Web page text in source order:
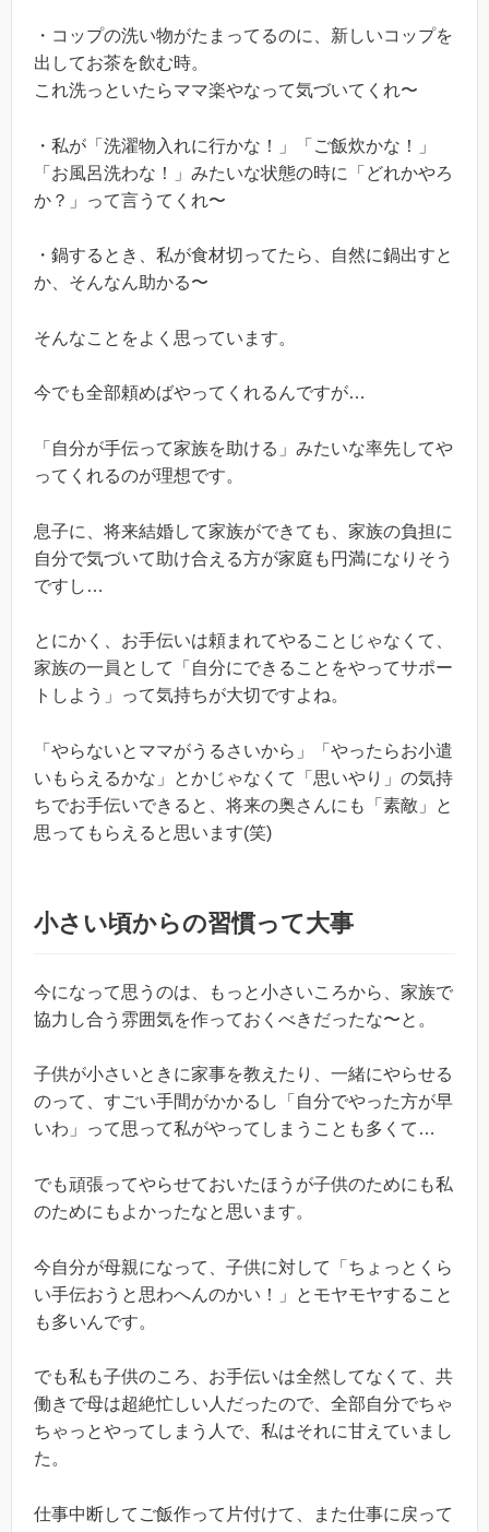
・コップの洗い物がたまってるのに、新しいコップを
出してお茶を飲む時。
これ洗っといたらママ楽やなって気づいてくれ〜
・私が「洗濯物入れに行かな！」「ご飯炊かな！」
「お風呂洗わな！」みたいな状態の時に「どれかやろ
か？」って言うてくれ〜
・鍋するとき、私が食材切ってたら、自然に鍋出すと
か、そんなん助かる〜
そんなことをよく思っています。
今でも全部頼めばやってくれるんですが…
「自分が手伝って家族を助ける」みたいな率先してや
ってくれるのが理想です。
息子に、将来結婚して家族ができても、家族の負担に
自分で気づいて助け合える方が家庭も円満になりそう
ですし…
とにかく、お手伝いは頼まれてやることじゃなくて、
家族の一員として「自分にできることをやってサポー
トしよう」って気持ちが大切ですよね。
「やらないとママがうるさいから」「やったらお小遣
いもらえるかな」とかじゃなくて「思いやり」の気持
ちでお手伝いできると、将来の奥さんにも「素敵」と
思ってもらえると思います(笑)
小さい頃からの習慣って大事
今になって思うのは、もっと小さいころから、家族で
協力し合う雰囲気を作っておくべきだったな〜と。
子供が小さいときに家事を教えたり、一緒にやらせる
のって、すごい手間がかかるし「自分でやった方が早
いわ」って思って私がやってしまうことも多くて…
でも頑張ってやらせておいたほうが子供のためにも私
のためにもよかったなと思います。
今自分が母親になって、子供に対して「ちょっとくら
い手伝おうと思わへんのかい！」とモヤモヤすること
も多いんです。
でも私も子供のころ、お手伝いは全然してなくて、共
働きで母は超絶忙しい人だったので、全部自分でちゃ
ちゃっとやってしまう人で、私はそれに甘えていまし
た。
仕事中断してご飯作って片付けて、また仕事に戻って